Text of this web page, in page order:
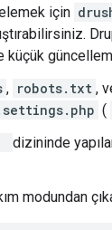
için
küçük
, robots.txt ,
(
dizininde
modundan